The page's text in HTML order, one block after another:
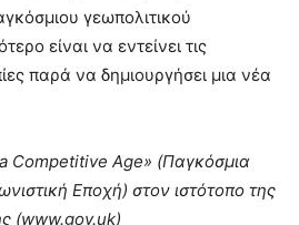
γεωπολιτικού
είναι να εντείνει τις
παρά να δημιουργήσει μια νέα
a Competitive Age» (Παγκόσμια
Εποχή) στον ιστότοπο της
(www.gov.uk)